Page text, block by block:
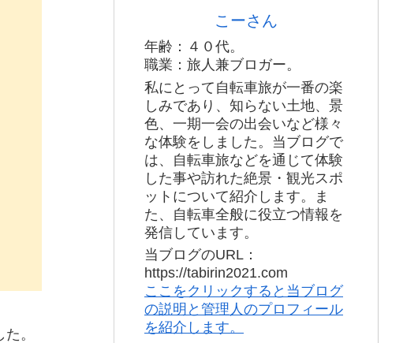
。
こーさん
年齢：４０代。
職業：旅人兼ブロガー。
私にとって自転車旅が一番の楽
しみであり、知らない土地、景
色、一期一会の出会いなど様々
な体験をしました。当ブログで
は、自転車旅などを通じて体験
した事や訪れた絶景・観光スポ
ットについて紹介します。ま
た、自転車全般に役立つ情報を
発信しています。
当ブログのURL：
https://tabirin2021.com
ここをクリックすると当ブログ
の説明と管理人のプロフィール
を紹介します。